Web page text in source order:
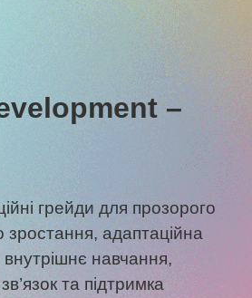
–
грейди для прозорого
зростання, адаптаційна
навчання,
та підтримка